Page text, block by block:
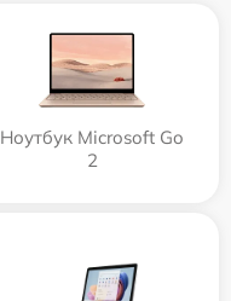
Ноутбук Microsoft Go
2